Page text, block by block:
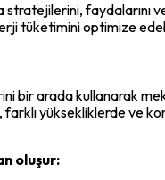
stratejilerini,
tüketimini optimize
bir arada kullanarak
yüksekliklerde ve
oluşur: